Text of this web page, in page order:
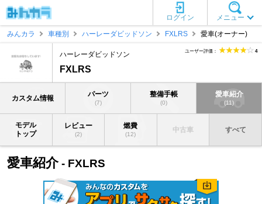
メニュー
ログイン
みんカラ
車種別 ハーレーダビッドソン FXLRS 愛車(オーナー)
ハーレーダビッドソン
FXLRS
ユーザー評価： 4
カスタム情報 パーツ
(7)
整備手帳
(0)
愛車紹介
(11)
モデル
トップ
レビュー
(2)
燃費
(12)
中古車 すべて
愛車紹介- FXLRS